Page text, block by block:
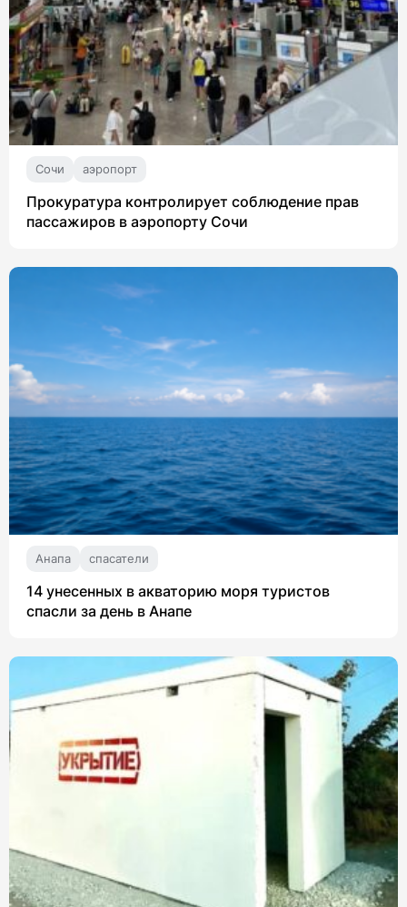
Сочи аэропорт
Прокуратура контролирует соблюдение прав
пассажиров в аэропорту Сочи
Анапа спасатели
14 унесенных в акваторию моря туристов
спасли за день в Анапе